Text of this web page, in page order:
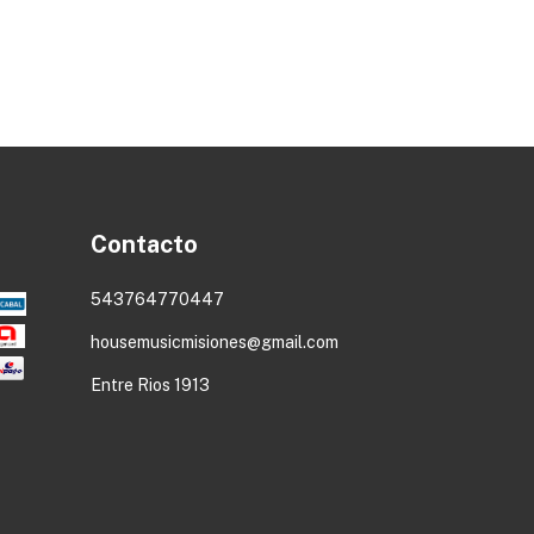
Contacto
543764770447
housemusicmisiones@gmail.com
Entre Rios 1913